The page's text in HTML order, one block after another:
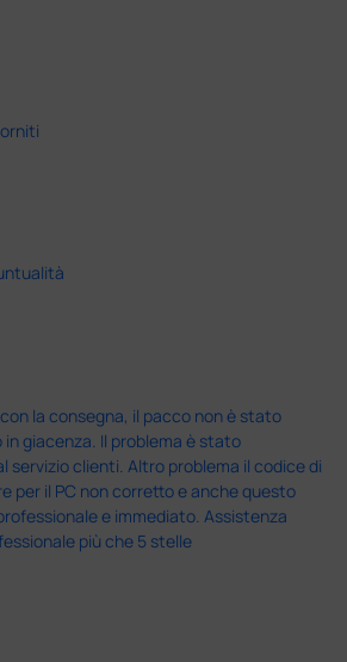
la consegna, il pacco non è stato
giacenza. Il problema è stato
servizio clienti. Altro problema il codice di
per il PC non corretto e anche questo
e immediato. Assistenza
più che 5 stelle